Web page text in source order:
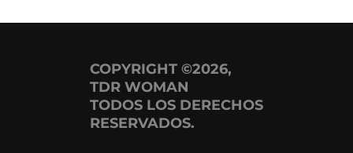
COPYRIGHT ©2026,
TDR WOMAN
TODOS LOS DERECHOS
RESERVADOS.